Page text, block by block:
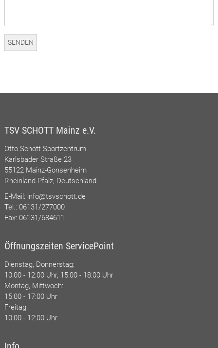
TSV SCHOTT Mainz e.V.
Otto-Schott-Sportzentrum
Karlsbader Straße 23
55122 Mainz-Gonsenheim
Rheinland-Pfalz, Deutschland
E-Mail: info@tsvschott.de
Tel.: 06131/277000
Fax: 06131/684611
Öffnungszeiten ServicePoint
Dienstag, Donnerstag:
10:00 - 12:00 Uhr, 15:00 - 18:00 Uhr
Montag, Mittwoch:
15:00 - 17:00 Uhr
Freitag:
10:00 - 12:00 Uhr